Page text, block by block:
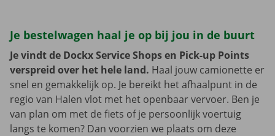
Je bestelwagen haal je op bij jou in de buurt
Je vindt de Dockx Service Shops en Pick-up Points
verspreid over het hele land. Haal jouw camionette er
snel en gemakkelijk op. Je bereikt het afhaalpunt in de
regio van Halen vlot met het openbaar vervoer. Ben je
van plan om met de fiets of je persoonlijk voertuig
langs te komen? Dan voorzien we plaats om deze